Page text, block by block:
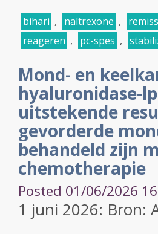
bihari , naltrexone ,
reageren , pc-spes ,
Mond- en
hyaluronidase-
uitstekende
gevorderde
behandeld zijn
chemotherapie
Posted 01/06/2026
1 juni 2026: Bron: